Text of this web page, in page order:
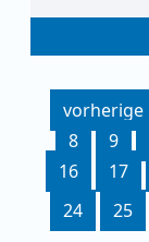
vorherige
8
9
16
17
24
25